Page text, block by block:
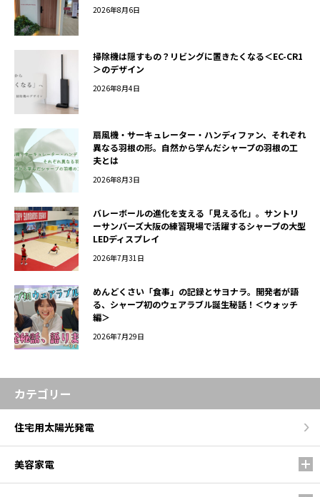
2026年8月6日
掃除機は隠すもの？リビングに置きたくなる＜EC-CR1
＞のデザイン
2026年8月4日
扇風機・サーキュレーター・ハンディファン、それぞれ
異なる羽根の形。自然から学んだシャープの羽根の工
夫とは
2026年8月3日
バレーボールの進化を支える「見える化」。サントリ
ーサンバーズ大阪の練習現場で活躍するシャープの大型
LEDディスプレイ
2026年7月31日
めんどくさい「食事」の記録とサヨナラ。開発者が語
る、シャープ初のウェアラブル誕生秘話！＜ウォッチ
編＞
2026年7月29日
カテゴリー
住宅用太陽光発電
美容家電